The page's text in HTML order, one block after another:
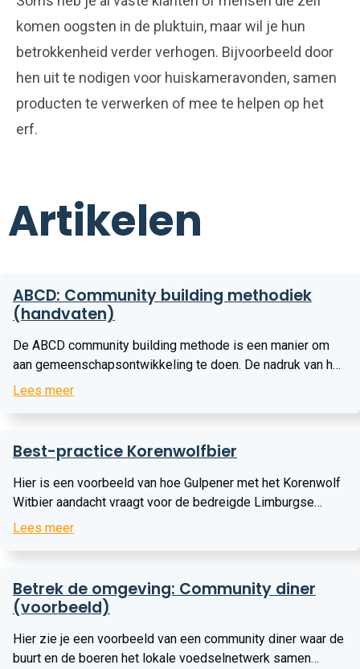
komen oogsten in de pluktuin, maar wil je hun
betrokkenheid verder verhogen. Bijvoorbeeld door
hen uit te nodigen voor huiskameravonden, samen
producten te verwerken of mee te helpen op het
erf.
Artikelen
ABCD: Community building methodiek
(handvaten)
De ABCD community building methode is een manier om
aan gemeenschapsontwikkeling te doen. De nadruk van het
proces ligt bij de gemeenschap zelf. Toelichting; wat is
betrokken klanten, maar een community gaat verder dan dat.
De ABCD-aanpak richt zich op wat er al in de wijk is en hoe
je de ‘assets’ van de buurt inzet om samen een sterke
gemeenschap te vormen. Bekijk het hier Tools Deze tools
zijn in eerste instantie opgezet voor zorginstellingen,
echter bevatten deze tools ook handige tips die relevant
mapping uitgelegd Hier lees je een praktische uitwerking
van de ABCD-methode. Bekijk het hier
Lees meer
meer
Best-practice Korenwolfbier
Hier is een voorbeeld van hoe Gulpener met het Korenwolf
Witbier aandacht vraagt voor de bedreigde Limburgse
hamster, de korenwolf. Bekijk het hier
Lees meer
meer
Betrek de omgeving: Community diner
(voorbeeld)
Hier zie je een voorbeeld van een community diner waar de
buurt en de boeren het lokale voedselnetwerk samen
meer